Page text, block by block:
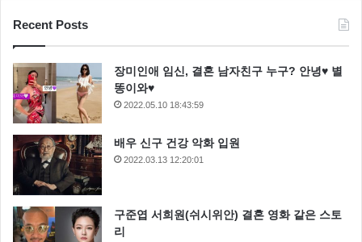
Recent Posts
장미인애 임신, 결혼 남자친구 누구? 안녕♥ 별
똥이와♥
2022.05.10 18:43:59
배우 신구 건강 악화 입원
2022.03.13 12:20:01
구준엽 서희원(쉬시위안) 결혼 영화 같은 스토
리